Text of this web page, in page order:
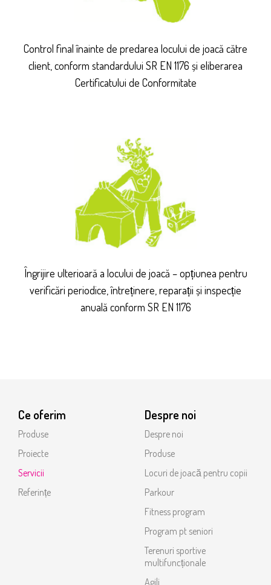
Control final înainte de predarea locului de joacă către
client, conform standardului SR EN 1176 și eliberarea
Certificatului de Conformitate
Îngrijire ulterioară a locului de joacă – opțiunea pentru
verificări periodice, întreținere, reparații și inspecție
anuală conform SR EN 1176
Ce oferim
Produse
Proiecte
Servicii
Referințe
Despre noi
Despre noi
Produse
Locuri de joacă pentru copii
Parkour
Fitness program
Program pt seniori
Terenuri sportive
multifuncționale
Agili